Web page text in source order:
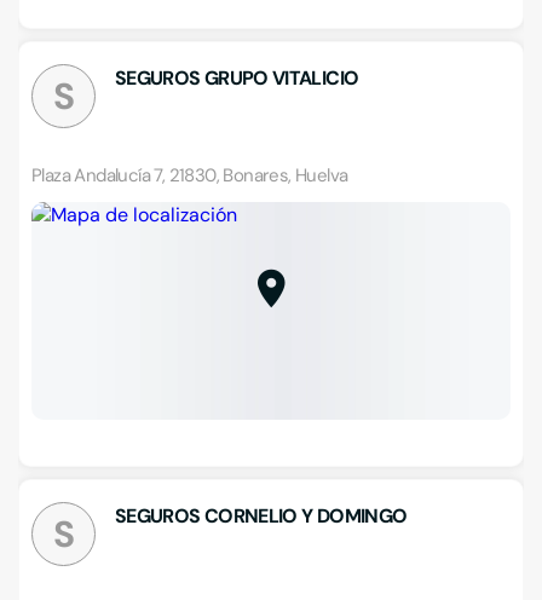
S SEGUROS GRUPO VITALICIO
Plaza Andalucía 7, 21830, Bonares, Huelva
S SEGUROS CORNELIO Y DOMINGO